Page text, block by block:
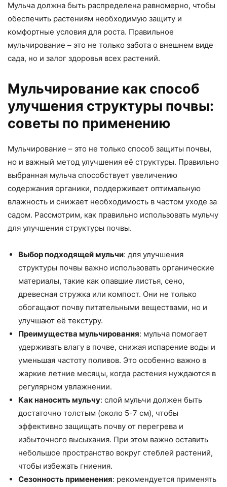
Мульча должна быть распределена равномерно, чтобы
обеспечить растениям необходимую защиту и
комфортные условия для роста. Правильное
мульчирование – это не только забота о внешнем виде
сада, но и залог здоровья всех растений.
Мульчирование как способ
улучшения структуры почвы:
советы по применению
Мульчирование – это не только способ защиты почвы,
но и важный метод улучшения её структуры. Правильно
выбранная мульча способствует увеличению
содержания органики, поддерживает оптимальную
влажность и снижает необходимость в частом уходе за
садом. Рассмотрим, как правильно использовать мульчу
для улучшения структуры почвы.
Выбор подходящей мульчи: для улучшения
структуры почвы важно использовать органические
материалы, такие как опавшие листья, сено,
древесная стружка или компост. Они не только
обогащают почву питательными веществами, но и
улучшают её текстуру.
Преимущества мульчирования: мульча помогает
удерживать влагу в почве, снижая испарение воды и
уменьшая частоту поливов. Это особенно важно в
жаркие летние месяцы, когда растения нуждаются в
регулярном увлажнении.
Как наносить мульчу: слой мульчи должен быть
достаточно толстым (около 5-7 см), чтобы
эффективно защищать почву от перегрева и
избыточного высыхания. При этом важно оставить
небольшое пространство вокруг стеблей растений,
чтобы избежать гниения.
Сезонность применения: рекомендуется применять